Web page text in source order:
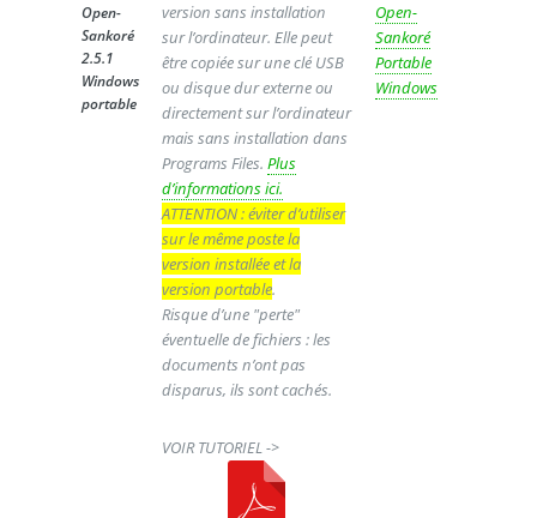
Open-
Sankoré
2.5.1
Windows
portable
version sans installation
sur l’ordinateur. Elle peut
être copiée sur une clé USB
ou disque dur externe ou
directement sur l’ordinateur
mais sans installation dans
Programs Files. Plus
d’informations ici.
ATTENTION : éviter d’utiliser
sur le même poste la
version installée et la
version portable.
Risque d’une "perte"
éventuelle de fichiers : les
documents n’ont pas
disparus, ils sont cachés.
VOIR TUTORIEL ->
Open-
Sankoré
Portable
Windows